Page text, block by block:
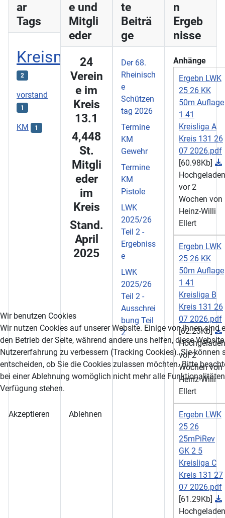
ar
Tags
Kreismeisterschaft
2
vorstand
1
KM 1
e und
Mitgli
eder
24
Verein
e im
Kreis
13.1
​4,448
St.
Mitgli
eder
im
Kreis
Stand.
April
2025
te
Beiträ
ge
Der 68.
Rheinisch
e
Schützen
tag 2026
Termine
KM
Gewehr
Termine
KM
Pistole
LWK
2025/26
Teil 2 -
Ergebniss
e
LWK
2025/26
Teil 2 -
Ausschrei
bung Teil
2
n
Ergeb
nisse
Anhänge
Ergebn LWK
25 26 KK
50m Auflage
1 41
Kreisliga A
Kreis 131 26
07 2026.pdf
[60.98Kb]
Hochgeladen
vor 2
Wochen von
Heinz-Willi
Ellert
Ergebn LWK
25 26 KK
50m Auflage
1 41
Kreisliga B
Kreis 131 26
07 2026.pdf
[62.23Kb]
Hochgeladen
vor 2
Wochen von
Heinz-Willi
Ellert
Ergebn LWK
25 26
25mPiRev
GK 2 5
Kreisliga C
Kreis 131 27
07 2026.pdf
[61.29Kb]
Hochgeladen
Wir benutzen Cookies
Wir nutzen Cookies auf unserer Website. Einige von ihnen sind
den Betrieb der Seite, während andere uns helfen, diese
Nutzererfahrung zu verbessern (Tracking Cookies). Sie können
entscheiden, ob Sie die Cookies zulassen möchten. Bitte
bei einer Ablehnung womöglich nicht mehr alle
Verfügung stehen.
Akzeptieren Ablehnen